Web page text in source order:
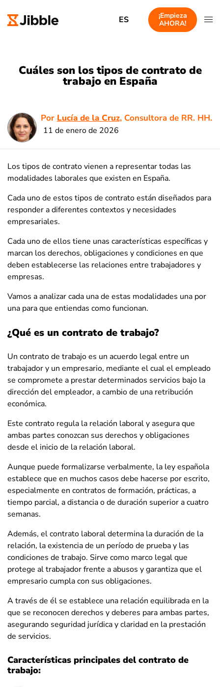
ES
¡Empieza
AHORA!
Cuáles son los tipos de contrato de
trabajo en España
Por Lucía de la Cruz, Consultora de RR. HH.
11 de enero de 2026
Los tipos de contrato vienen a representar todas las
modalidades laborales que existen en España.
Cada uno de estos tipos de contrato están diseñados para
responder a diferentes contextos y necesidades
empresariales.
Cada uno de ellos tiene unas características específicas y
marcan los derechos, obligaciones y condiciones en que
deben establecerse las relaciones entre trabajadores y
empresas.
Vamos a analizar cada una de estas modalidades una por
una para que entiendas como funcionan.
¿Qué es un contrato de trabajo?
Un contrato de trabajo es un acuerdo legal entre un
trabajador y un empresario, mediante el cual el empleado
se compromete a prestar determinados servicios bajo la
dirección del empleador, a cambio de una retribución
económica.
Este contrato regula la relación laboral y asegura que
ambas partes conozcan sus derechos y obligaciones
desde el inicio de la relación laboral.
Aunque puede formalizarse verbalmente, la ley española
establece que en muchos casos debe hacerse por escrito,
especialmente en contratos de formación, prácticas, a
tiempo parcial, a distancia o de duración superior a cuatro
semanas.
Además, el contrato laboral determina la duración de la
relación, la existencia de un período de prueba y las
condiciones de trabajo. Sirve como marco legal que
protege al trabajador frente a abusos y garantiza que el
empresario cumpla con sus obligaciones.
A través de él se establece una relación equilibrada en la
que se reconocen derechos y deberes para ambas partes,
asegurando seguridad jurídica y claridad en la prestación
de servicios.
Características principales del contrato de
trabajo: